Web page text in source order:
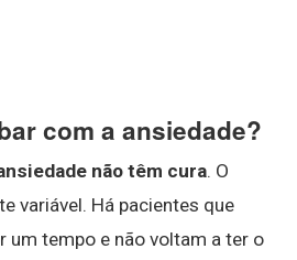
com a ansiedade?
não têm cura. O
variável. Há pacientes que
tempo e não voltam a ter o